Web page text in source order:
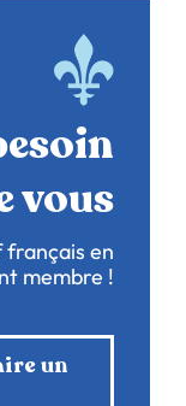
vous
en
membre !
un